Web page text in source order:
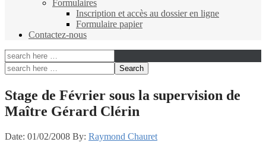
Formulaires
Inscription et accès au dossier en ligne
Formulaire papier
Contactez-nous
Stage de Février sous la supervision de
Maître Gérard Clérin
Date: 01/02/2008 By: Raymond Chauret